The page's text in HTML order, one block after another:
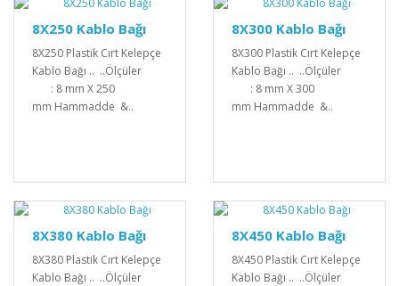
8X250 Kablo Bağı
8X250 Plastik Cırt Kelepçe
Kablo Bağı .. ..Ölçüler
: 8 mm X 250
mm Hammadde &..
8X300 Kablo Bağı
8X300 Plastik Cırt Kelepçe
Kablo Bağı .. ..Ölçüler
: 8 mm X 300
mm Hammadde &..
8X380 Kablo Bağı
8X380 Plastik Cırt Kelepçe
Kablo Bağı .. ..Ölçüler
8X450 Kablo Bağı
8X450 Plastik Cırt Kelepçe
Kablo Bağı .. ..Ölçüler